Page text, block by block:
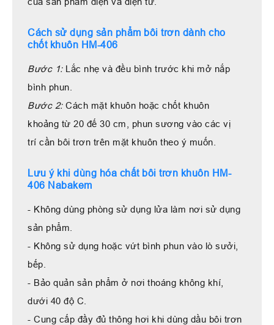
Cách sử dụng sản phẩm bôi trơn dành cho
chốt khuôn HM-406
Bước 1:Lắc nhẹ và đều bình trước khi mở nắp
bình phun.
Bước 2:Cách mặt khuôn hoặc chốt khuôn
khoảng từ 20 đế 30 cm, phun sương vào các vị
trí cần bôi trơn trên mặt khuôn theo ý muốn.
Lưu ý khi dùng hóa chất bôi trơn khuôn HM-
406 Nabakem
- Không dùng phòng sử dụng lửa làm nơi sử dụng
sản phẩm.
- Không sử dụng hoặc vứt bình phun vào lò sưởi,
bếp.
- Bảo quản sản phẩm ở nơi thoáng không khí,
dưới 40 độ C.
- Cung cấp đầy đủ thông hơi khi dùng dầu bôi trơn